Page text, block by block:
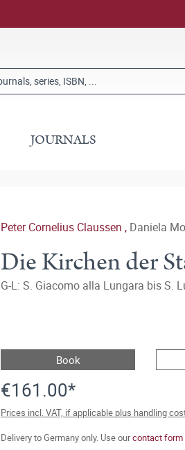
JOURNALS
Peter Cornelius Claussen , Daniela
Die Kirchen der
G-L: S. Giacomo alla Lungara bis S.
Book
€161.00*
Prices incl. VAT, if applicable plus handling
Delivery to Germany only. Use ourcontact form